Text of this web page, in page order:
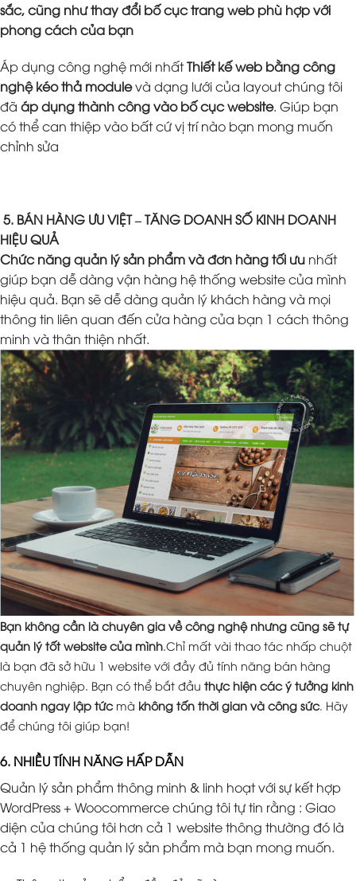
sắc, cũng như thay đổi bố cục trang web phù hợp với
phong cách của bạn
Áp dụng công nghệ mới nhấtThiết kế web bằng công
nghệ kéo thả modulevà dạng lưới của layout chúng tôi
đã áp dụng thành công vào bố cục website. Giúp bạn
có thể can thiệp vào bất cứ vị trí nào bạn mong muốn
chỉnh sửa
5. BÁN HÀNG ƯU VIỆT – TĂNG DOANH SỐ KINH DOANH
HIỆU QUẢ
Chức năng quản lý sản phẩm và đơn hàng tối ưu nhất
giúp bạn dễ dàng vận hàng hệ thống website của mình
hiệu quả. Bạn sẽ dễ dàng quản lý khách hàng và mọi
thông tin liên quan đến cửa hàng của bạn 1 cách thông
minh và thân thiện nhất.
Bạn không cần là chuyên gia về công nghệ nhưng cũng sẽ tự
quản lý tốt website của mình .Chỉ mất vài thao tác nhấp chuột
là bạn đã sở hữu 1 website với đầy đủ tính năng bán hàng
chuyên nghiệp. Bạn có thể bắt đầu thực hiện các ý tưởng kinh
doanh ngay lập tứcmà không tốn thời gian và công sức. Hãy
để chúng tôi giúp bạn!
6. NHIỀU TÍNH NĂNG HẤP DẪN
Quản lý sản phẩm thông minh & linh hoạt với sự kết hợp
WordPress + Woocommerce chúng tôi tự tin rằng : Giao
diện của chúng tôi hơn cả 1 website thông thường đó là
cả 1 hệ thống quản lý sản phẩm mà bạn mong muốn.